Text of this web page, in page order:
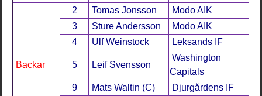
Backar
2 Tomas Jonsson
Modo AIK
3
Sture Andersson
Modo AIK
4
Ulf Weinstock Leksands IF
5 Leif Svensson
Washington
Capitals
9
Mats Waltin (C)
Djurgårdens IF